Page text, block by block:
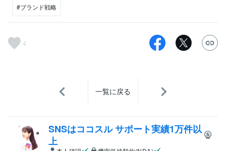
#ブランド戦略
4
一覧に戻る
SNSはココスル サポート実績1万件以
上